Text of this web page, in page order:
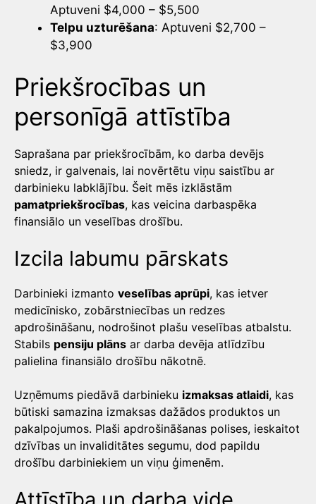
Aptuveni $4,000 – $5,500
Telpu uzturēšana: Aptuveni $2,700 –
$3,900
Priekšrocības un
personīgā attīstība
Saprašana par priekšrocībām, ko darba devējs
sniedz, ir galvenais, lai novērtētu viņu saistību ar
darbinieku labklājību. Šeit mēs izklāstām
pamatpriekšrocības, kas veicina darbaspēka
finansiālo un veselības drošību.
Izcila labumu pārskats
Darbinieki izmanto veselības aprūpi, kas ietver
medicīnisko, zobārstniecības un redzes
apdrošināšanu, nodrošinot plašu veselības atbalstu.
Stabils pensiju plāns ar darba devēja atlīdzību
palielina finansiālo drošību nākotnē.
Uzņēmums piedāvā darbinieku izmaksas atlaidi, kas
būtiski samazina izmaksas dažādos produktos un
pakalpojumos. Plaši apdrošināšanas polises, ieskaitot
dzīvības un invaliditātes segumu, dod papildu
drošību darbiniekiem un viņu ģimenēm.